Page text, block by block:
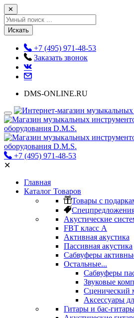
✕
Искать
+7 (495) 971-48-53
Заказать звонок
DMS-ONLINE.RU
+7 (495) 971-48-53
✕
Главная
Каталог Товаров
Товары с
Акустические
FBT класс А
Активная акустика
Пассивная акустика
Сабвуферы
Остальные...
Сабвуферы
Звуковые
Сценический
Аксессуары
Гитары и бас-